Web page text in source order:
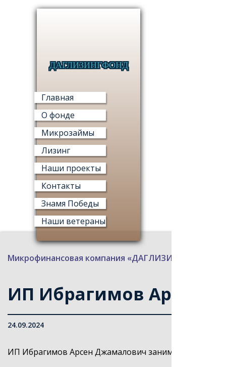
ДАГЛИЗИНГФОНД
Главная
О фонде
Микрозаймы
Лизинг
Наши проекты
Контакты
Знамя Победы
Наши ветераны
Микрофинансовая компания «ДАГЛИЗИНГФОНД»
ИП Ибрагимов Арсен
24.09.2024
ИП Ибрагимов Арсен Джамалович занимается